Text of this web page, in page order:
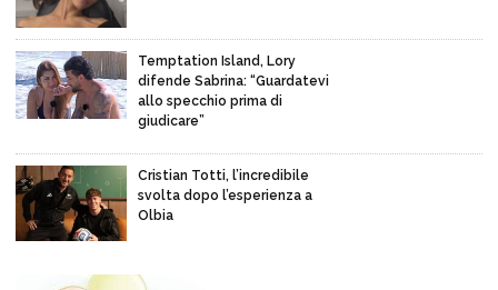
Temptation Island, Lory
difende Sabrina: “Guardatevi
allo specchio prima di
giudicare”
Cristian Totti, l’incredibile
svolta dopo l’esperienza a
Olbia